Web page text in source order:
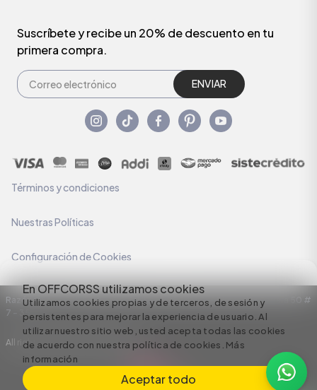
En OFFCORSS utilizamos cookies
Utilizamos cookies propias y de terceros, de sesión y
persistentes para mejorar la experiencia de usuario. Al
utilizar nuestro sitio web, usted acepta todas las cookies
de acuerdo con nuestra política de cookies. Más
información
Aceptar todo
Suscríbete y recibe un 20% de descuento en tu
primera compra.
ENVIAR
Términos y condiciones
Nuestras Políticas
Configuración de Cookies
Razón Social: C.I HERMECO S.A. NIT: 890924167-6 Dirección: Carrera 50 #
7 – 35
All rights reserved empowered by